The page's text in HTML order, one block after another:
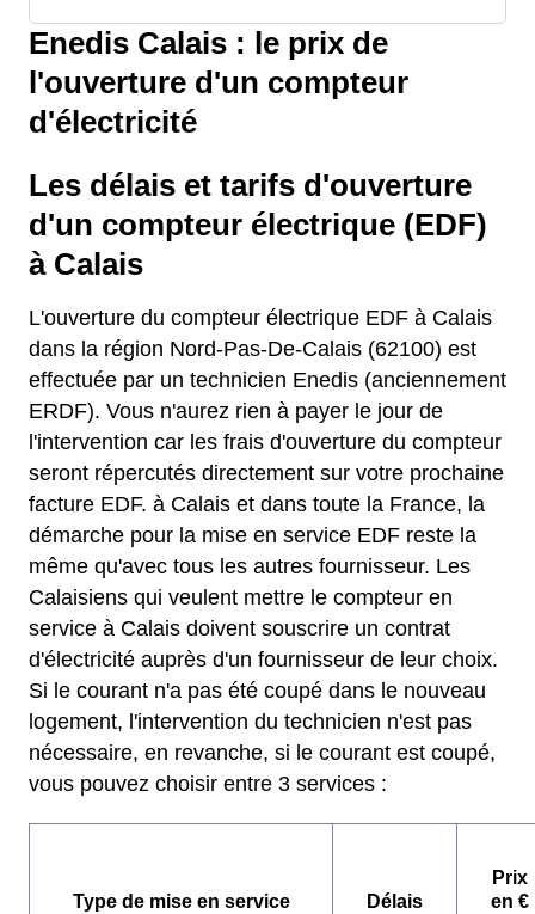
Enedis Calais : le prix de
l'ouverture d'un compteur
d'électricité
Les délais et tarifs d'ouverture
d'un compteur électrique (EDF)
à Calais
L'ouverture du compteur électrique EDF à Calais
dans la région Nord-Pas-De-Calais (62100) est
effectuée par un technicien Enedis (anciennement
ERDF). Vous n'aurez rien à payer le jour de
l'intervention car les frais d'ouverture du compteur
seront répercutés directement sur votre prochaine
facture EDF. à Calais et dans toute la France, la
démarche pour la mise en service EDF reste la
même qu'avec tous les autres fournisseur. Les
Calaisiens qui veulent mettre le compteur en
service à Calais doivent souscrire un contrat
d'électricité auprès d'un fournisseur de leur choix.
Si le courant n'a pas été coupé dans le nouveau
logement, l'intervention du technicien n'est pas
nécessaire, en revanche, si le courant est coupé,
vous pouvez choisir entre 3 services :
Type de mise en service Délais
Prix
en €